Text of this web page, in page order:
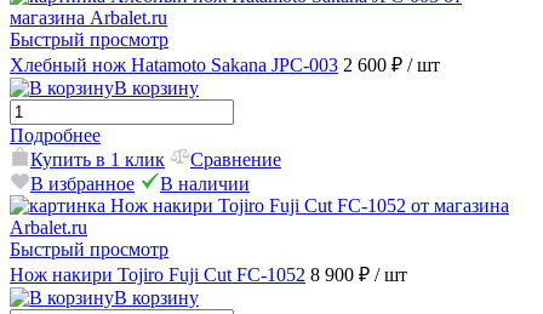
Быстрый просмотр
Хлебный нож Hatamoto Sakana JPC-003 2 600 ₽ / шт
В корзину
Подробнее
Купить в 1 клик
Сравнение
В избранное
В наличии
Быстрый просмотр
Нож накири Tojiro Fuji Cut FC-1052 8 900 ₽ / шт
В корзину